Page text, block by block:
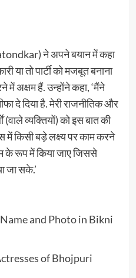
ने अपने बयान में कहा
या तो पार्टी को मजबूत बनाना
में अक्षम हैं. उन्होंने कहा, ‘मैंने
दे दिया है. मेरी राजनीतिक और
(वाले व्यक्तियों) को इस बात की
में किसी बड़े लक्ष्य पर काम करने
के रूप में किया जाए जिससे
जा सके.’
and Photo in Bikni
of Bhojpuri